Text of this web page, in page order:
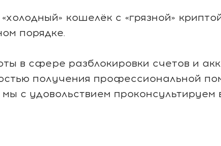
кошелёк с «грязной»
порядке.
в сфере разблокировки счетов и
получения профессиональной
с удовольствием